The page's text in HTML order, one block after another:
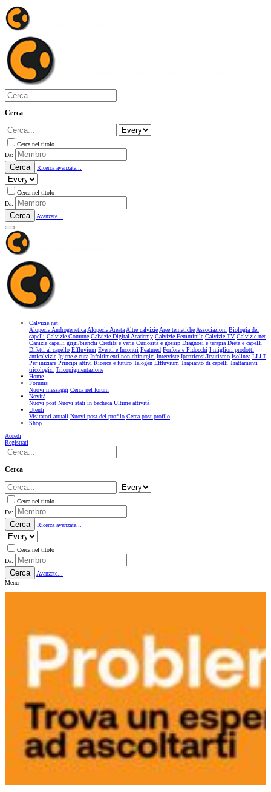
Cerca
Cerca nel titolo
Da:
Cerca Ricerca avanzata...
Cerca nel titolo
Da:
Cerca Avanzate...
Calvizie.net
Alopecia AndrogeneticaAlopecia AreataAltre calvizieAree tematicheAssociazioni Biologia dei
capelli Calvizie Comune Calvizie Digital Academy Calvizie Femminile Calvizie TV Calvizie.net
Canizie capelli grigi/bianchi Credits e varie Curiosità e gossip Diagnosi e terapia Dieta e capelli
Difetti al capello Effluvium Eventi e Incontri Featured Forfora e Pidocchi I migliori prodotti
anticalvizie Igiene e cura Infoltimenti non chirurgici Interviste Ipertricosi/Irsutismo Isolinea LLLT
Per iniziare Principi attivi Ricerca e futuro Telogen Effluvium Trapianto di capelli Trattamenti
tricologici Tricopigmentazione
Home
Forums
Nuovi messaggi Cerca nel forum
Novità
Nuovi post Nuovi stati in bacheca Ultime attività
Utenti
Visitatori attuali Nuovi post del profilo Cerca post profilo
Shop
Accedi
Registrati
Cerca
Cerca nel titolo
Da:
Cerca Ricerca avanzata...
Cerca nel titolo
Da:
Cerca
Avanzate...
Menu